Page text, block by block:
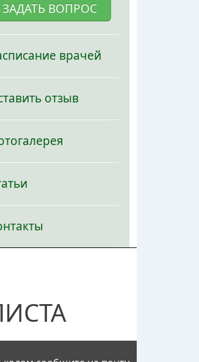
ЗАДАТЬ ВОПРОС
врачей
отзыв